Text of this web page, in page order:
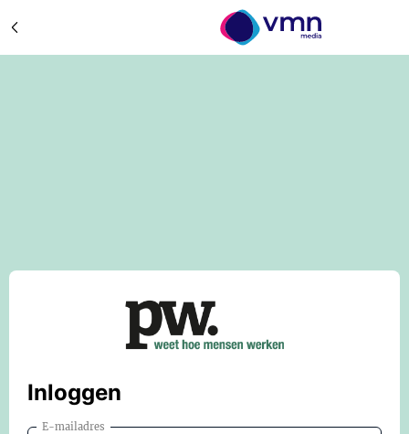
Inloggen
E-mailadres